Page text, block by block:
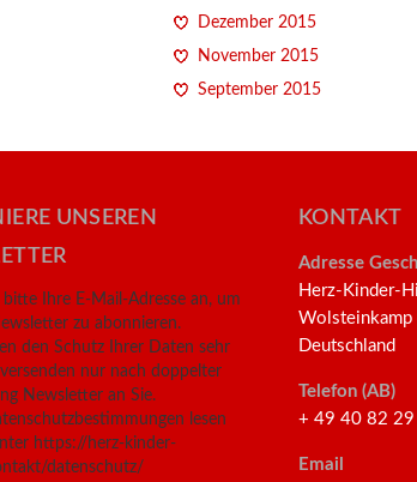
Dezember 2015
November 2015
September 2015
UNSEREN
bitte Ihre E-Mail-Adresse an, um
zu abonnieren.
den Schutz Ihrer Daten sehr
nur nach doppelter
Newsletter an Sie.
lesen
https://herz-kinder-
datenschutz/
KONTAKT
Adresse
Herz-Kinder-
Wolsteinkamp
Deutschland
Telefon (AB)
+ 49 40 82
Email